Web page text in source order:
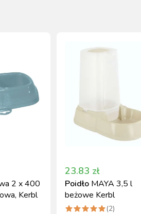
2 x 400
Kerbl
23.83 zł
Poidło MAYA 3,5 l
beżowe Kerbl
(2)